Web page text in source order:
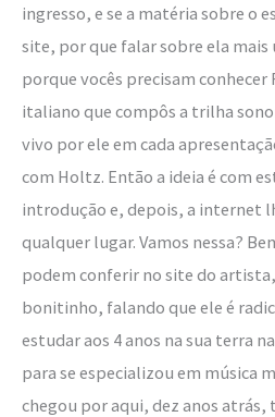
ingresso, e se a matéria sobre o
site, por que falar sobre ela mais
porque vocês precisam
italiano que compôs a trilha
vivo por ele em cada
com Holtz. Então a ideia é com
introdução e, depois, a internet
qualquer lugar. Vamos nessa?
podem conferir no site do
bonitinho, falando que ele é
estudar aos 4 anos na sua terra
para se especializou em música
chegou por aqui, dez anos